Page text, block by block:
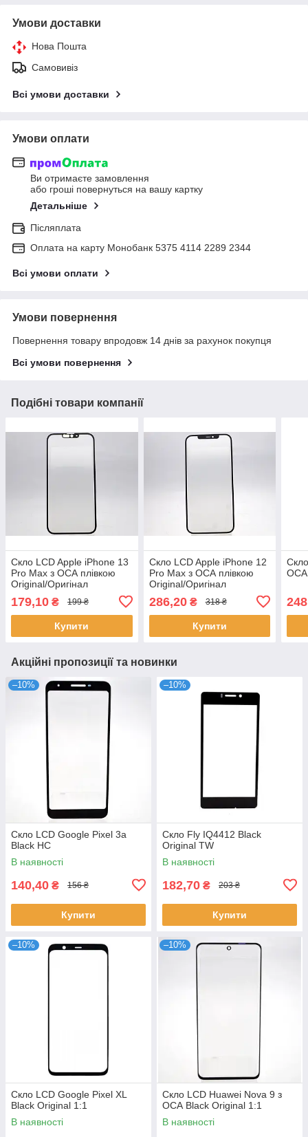
Умови доставки
Нова Пошта
Самовивіз
Всі умови доставки
Умови оплати
Ви отримаєте замовлення
або гроші повернуться на вашу картку
Детальніше
Післяплата
Оплата на карту Монобанк 5375 4114 2289 2344
Всі умови оплати
Умови повернення
Повернення товару впродовж 14 днів за рахунок покупця
Всі умови повернення
Подібні товари компанії
Скло LCD Apple iPhone 13
Pro Max з ОСА плівкою
Original/Оригінал
179,10 ₴ 199 ₴
Купити
Скло LCD Apple iPhone 12
Pro Max з ОСА плівкою
Original/Оригінал
286,20₴ 318 ₴
Купити
ОСА
Акційні пропозиції та новинки
–10%
Скло LCD Google Pixel 3a
Black HC
В наявності
140,40 ₴ 156 ₴
Купити
–10%
Скло Fly IQ4412 Black
Original TW
В наявності
182,70 ₴ 203 ₴
Купити
–10%
Скло LCD Google Pixel XL
Black Original 1:1
В наявності
–10%
Скло LCD Huawei Nova 9 з
ОСА Black Original 1:1
В наявності